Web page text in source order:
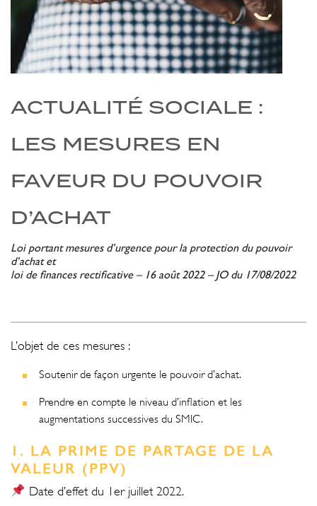
ACTUALITÉ SOCIALE :
LES MESURES EN
FAVEUR DU POUVOIR
D’ACHAT
Loi portant mesures d’urgence pour la protection du pouvoir
d’achat et
loi de finances rectificative – 16 août 2022 – JO du 17/08/2022
L’objet de ces mesures :
Soutenir de façon urgente le pouvoir d’achat.
Prendre en compte le niveau d’inflation et les
augmentations successives du SMIC.
1. LA PRIME DE PARTAGE DE LA
VALEUR (PPV)
Date d’effet du 1er juillet 2022.